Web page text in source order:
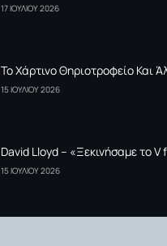
17 ΙΟΥΛΙΟΥ 2026
To Xάρτινο Θηριοτροφείο Και
15 ΙΟΥΛΙΟΥ 2026
David Lloyd – «Ξεκινήσαμε το
15 ΙΟΥΛΙΟΥ 2026